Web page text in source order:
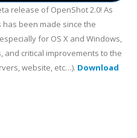
release of OpenShot 2.0! As
been made since the
for OS X and Windows,
critical improvements to the
website, etc…). Download